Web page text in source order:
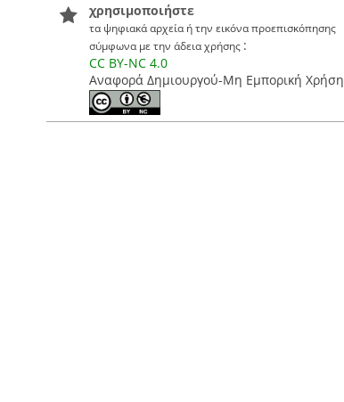
χρησιμοποιήστε
τα ψηφιακά αρχεία ή την εικόνα προεπισκόπησης
σύμφωνα με την άδεια χρήσης :
CC BY-NC 4.0
Αναφορά Δημιουργού-Μη Εμπορική Χρήση